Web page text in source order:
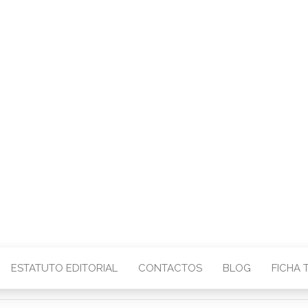
ESTATUTO EDITORIAL CONTACTOS BLOG FICHA